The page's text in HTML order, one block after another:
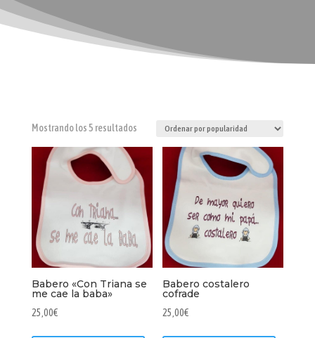
Mostrando los 5 resultadosOrdenado
popularidad
Babero «Con Triana se
me cae la baba»
25,00€
Babero costalero
cofrade
25,00€